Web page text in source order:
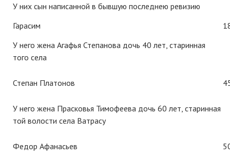
У них сын написанной в бывшую последнею ревизию
Гарасим
У него жена Агафья Степанова дочь 40 лет, старинная
того села
Степан Платонов
У него жена Прасковья Тимофеева дочь 60 лет, старинная
той волости села Ватрасу
Федор Афанасьев